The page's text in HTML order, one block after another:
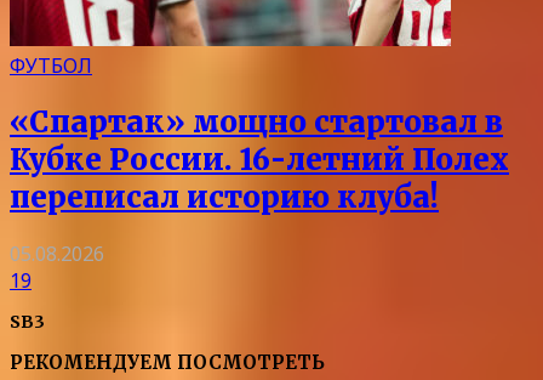
ФУТБОЛ
«Спартак» мощно стартовал в
Кубке России. 16-летний Полех
переписал историю клуба!
05.08.2026
19
SB3
РЕКОМЕНДУЕМ ПОСМОТРЕТЬ